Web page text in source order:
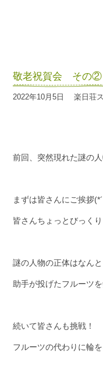
敬老祝賀会 その②
2022年10月5日 楽日荘
前回、突然現れた謎の
まずは皆さんにご挨拶
皆さんちょっとびっく
謎の人物の正体はなん
助手が投げたフルーツ
続いて皆さんも挑戦！
フルーツの代わりに輪